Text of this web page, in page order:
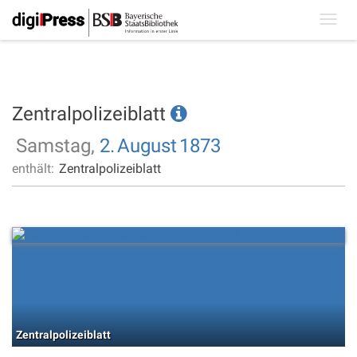
Zentralpolizeiblatt
Samstag, 2.August 1873
enthält: Zentralpolizeiblatt
Zentralpolizeiblatt